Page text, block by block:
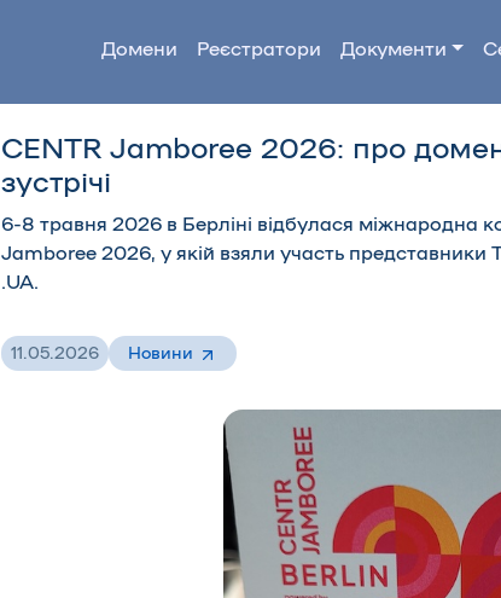
Домени Реєстратори Документи
CENTR Jamboree 2026: про
зустрічі
6-8 травня 2026 в Берліні відбулася міжнародна
Jamboree 2026, у якій взяли участь
.UA.
11.05.2026 Новини